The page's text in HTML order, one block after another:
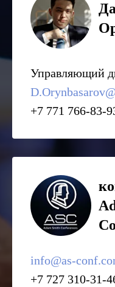
Управляющий
+7 771 766-83-
info@as-
+7 727 310-31-